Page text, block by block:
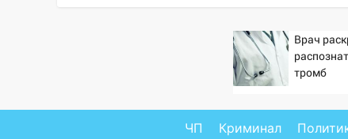
Житель Ульяновской
незнакомцев на трассе и
заработал уголовное дело
Врач
тромб
ЧП Криминал